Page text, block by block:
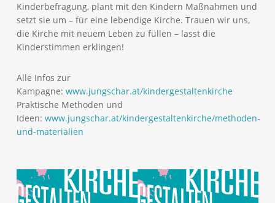
Kinderbefragung, plant mit den Kindern Maßnahmen und
setzt sie um – für eine lebendige Kirche. Trauen wir uns,
die Kirche mit neuem Leben zu füllen – lasst die
Kinderstimmen erklingen!
Alle Infos zur
Kampagne: www.jungschar.at/kindergestaltenkirche
Praktische Methoden und
Ideen: www.jungschar.at/kindergestaltenkirche/methoden-
und-materialien